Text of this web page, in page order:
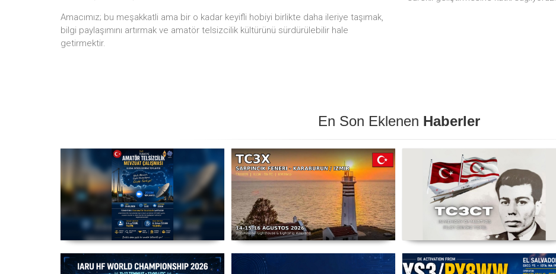
Amacımız; bu meşakkatli ama bir o kadar keyifli hobiyi birlikte daha ileriye taşımak,
bilgi paylaşımını artırmak ve amatör telsizcilik kültürünü sürdürülebilir hale
getirmektir.
En Son Eklenen Haberler
Amatör Telsizcilik Mevzuat
TC3X - Sarpıncık Feneri'nden
Ağustos 2026 Karaburun
Şehit Pilot Yüzbaşı Cengiz Topel
03 Ağustos - 30 Eylül